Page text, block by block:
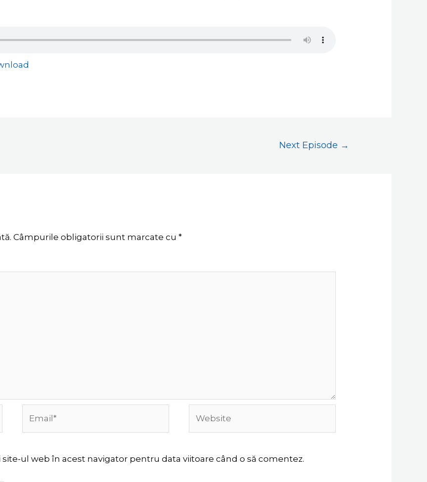
Next Episode →
Câmpurile obligatorii sunt marcate cu*
ul web în acest navigator pentru data viitoare când o să comentez.